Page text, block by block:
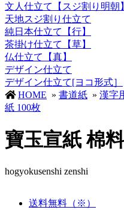
文人仕立て【スジ割り明朝】
天地スジ割り仕立て
純日本仕立て【行】
茶掛け仕立て【草】
仏仕立て【真】
デザイン仕立て
デザイン仕立て[ヨコ形式］
HOME » 書道紙 » 漢字
紙 100枚
寶玉宣紙 棉
hogyokusenshi zenshi
送料無料（※）